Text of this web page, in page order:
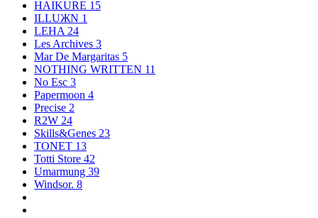
HAIKURE 15
ILLUЖN 1
LEHA 24
Les Archives 3
Mar De Margaritas 5
NOTHING WRITTEN 11
No Esc 3
Papermoon 4
Precise 2
R2W 24
Skills&Genes 23
TONET 13
Totti Store 42
Umarmung 39
Windsor. 8